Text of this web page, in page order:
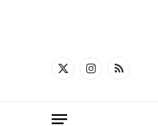
X
InstagramRSS